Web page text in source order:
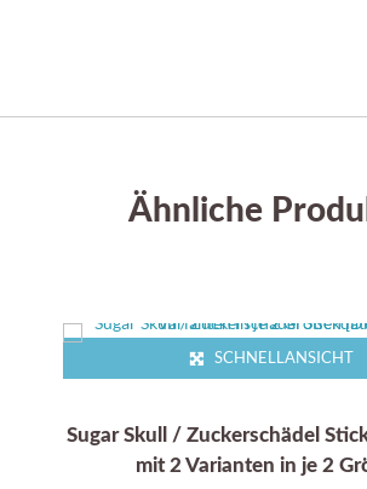
Ähnliche
SCHNELLANSICHT
Sugar Skull / Zuckerschädel
mit 2 Varianten in je 2